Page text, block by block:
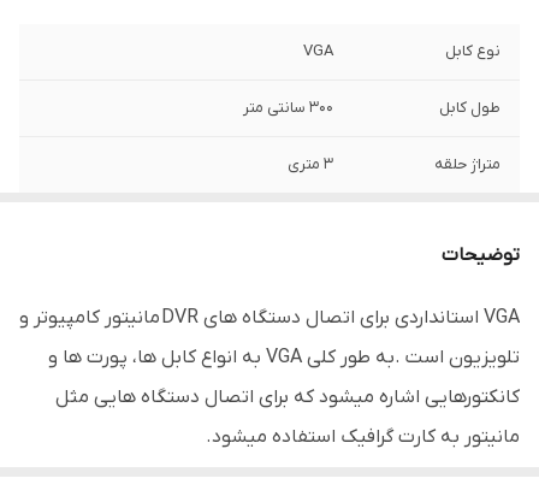
نوع کابل VGA
طول کابل 300 سانتی متر
متراژ حلقه 3 متری
سایر توضیحات
دارای کانکتورهای 15 پین, دارای درپوش
پلاستیکی برای جلوگیری از ورود گرد و غبار به
کانکتورها
توضیحات
VGA استانداردی برای اتصال دستگاه های DVR مانیتور کامپیوتر و
تلویزیون است .به طور کلی VGA به انواع کابل ها، پورت ها و
کانکتورهایی اشاره میشود که برای اتصال دستگاه هایی مثل
مانیتور به کارت گرافیک استفاده میشود.